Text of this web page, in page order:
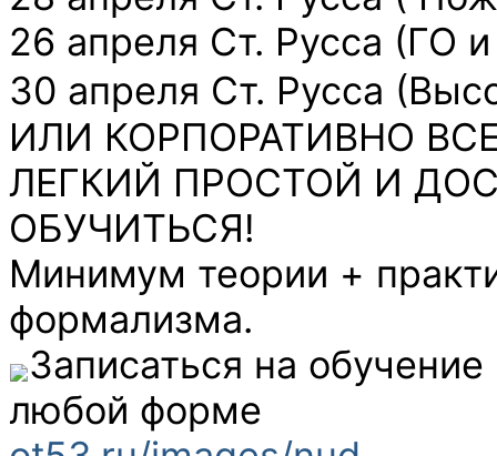
26 апреля Ст. Русса (ГО
30 апреля Ст. Русса
ИЛИ КОРПОРАТИВНО
ЛЕГКИЙ ПРОСТОЙ И
ОБУЧИТЬСЯ!
Минимум теории +
формализма.
Записаться на
любой форме